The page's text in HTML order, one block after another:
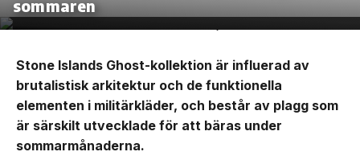
sommaren
Stone Islands Ghost-kollektion är influerad av
brutalistisk arkitektur och de funktionella
elementen i militärkläder, och består av plagg som
är särskilt utvecklade för att bäras under
sommarmånaderna.